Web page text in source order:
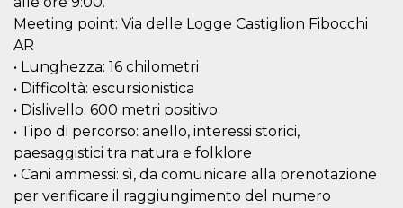
Meeting point: Via delle Logge Castiglion Fibocchi
AR
• Lunghezza: 16 chilometri
• Difficoltà: escursionistica
• Dislivello: 600 metri positivo
• Tipo di percorso: anello, interessi storici,
paesaggistici tra natura e folklore
• Cani ammessi: sì, da comunicare alla prenotazione
per verificare il raggiungimento del numero
identifier
used to
the site, but
a good
example is